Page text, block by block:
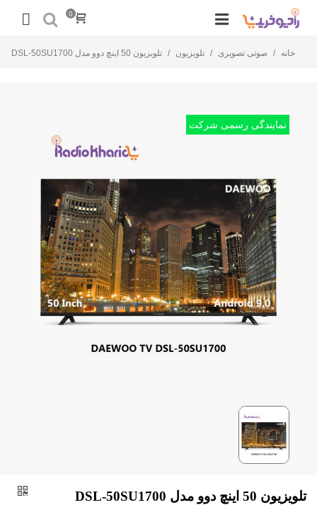
0
خانه / صوتی تصویری / تلویزیون / تلویزیون 50 اینچ دوو مدل DSL-50SU1700
نمایندگی رسمی شرکت
تلویزیون 50 اینچ دوو مدل DSL-50SU1700